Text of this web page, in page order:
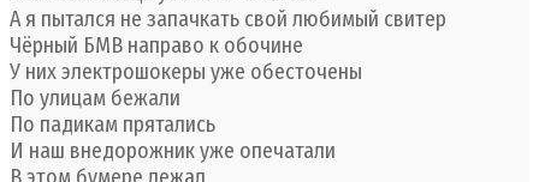
А я пытался не запачкать свой любимый свитер
Чёрный БМВ направо к обочине
У них электрошокеры уже обесточены
По улицам бежали
По падикам прятались
И наш внедорожник уже опечатали